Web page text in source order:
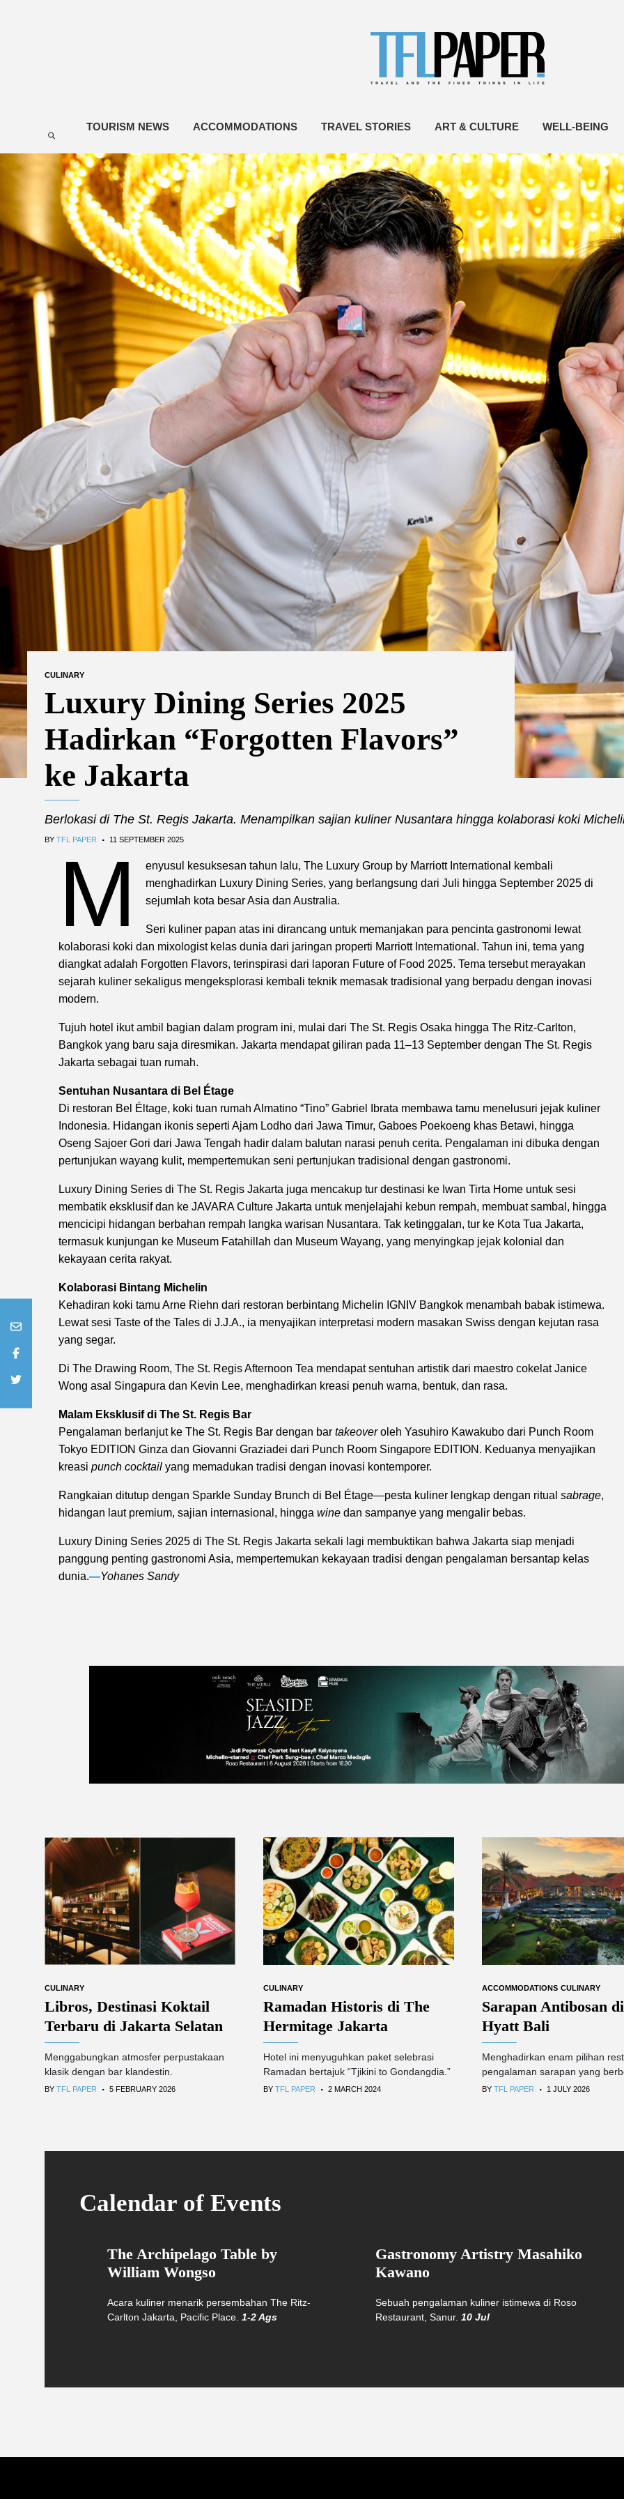
TOURISM NEWS ACCOMMODATIONS TRAVEL STORIES ART & CULTURE WELL-BEING
CULINARY
Luxury Dining Series 2025
Hadirkan “Forgotten Flavors”
ke Jakarta
Berlokasi di The St. Regis Jakarta. Menampilkan sajian kuliner Nusantara hingga kolaborasi koki
BY TFL PAPER . 11 SEPTEMBER 2025
M
enyusul kesuksesan tahun lalu, The Luxury Group by Marriott International kembali
menghadirkan Luxury Dining Series, yang berlangsung dari Juli hingga September 2025 di
sejumlah kota besar Asia dan Australia.
Seri kuliner papan atas ini dirancang untuk memanjakan para pencinta gastronomi lewat
kolaborasi koki dan mixologist kelas dunia dari jaringan properti Marriott International. Tahun ini, tema yang
diangkat adalah Forgotten Flavors, terinspirasi dari laporan Future of Food 2025. Tema tersebut merayakan
sejarah kuliner sekaligus mengeksplorasi kembali teknik memasak tradisional yang berpadu dengan inovasi
modern.
Tujuh hotel ikut ambil bagian dalam program ini, mulai dari The St. Regis Osaka hingga The Ritz-Carlton,
Bangkok yang baru saja diresmikan. Jakarta mendapat giliran pada 11–13 September dengan The St. Regis
Jakarta sebagai tuan rumah.
Sentuhan Nusantara di Bel Étage
Di restoran Bel Éltage, koki tuan rumah Almatino “Tino” Gabriel Ibrata membawa tamu menelusuri jejak kuliner
Indonesia. Hidangan ikonis seperti Ajam Lodho dari Jawa Timur, Gaboes Poekoeng khas Betawi, hingga
Oseng Sajoer Gori dari Jawa Tengah hadir dalam balutan narasi penuh cerita. Pengalaman ini dibuka dengan
pertunjukan wayang kulit, mempertemukan seni pertunjukan tradisional dengan gastronomi.
Luxury Dining Series di The St. Regis Jakarta juga mencakup tur destinasi ke Iwan Tirta Home untuk sesi
membatik eksklusif dan ke JAVARA Culture Jakarta untuk menjelajahi kebun rempah, membuat sambal, hingga
mencicipi hidangan berbahan rempah langka warisan Nusantara. Tak ketinggalan, tur ke Kota Tua Jakarta,
termasuk kunjungan ke Museum Fatahillah dan Museum Wayang, yang menyingkap jejak kolonial dan
kekayaan cerita rakyat.
Kolaborasi Bintang Michelin
Kehadiran koki tamu Arne Riehn dari restoran berbintang Michelin IGNIV Bangkok menambah babak istimewa.
Lewat sesi Taste of the Tales di J.J.A., ia menyajikan interpretasi modern masakan Swiss dengan kejutan rasa
yang segar.
Di The Drawing Room, The St. Regis Afternoon Tea mendapat sentuhan artistik dari maestro cokelat Janice
Wong asal Singapura dan Kevin Lee, menghadirkan kreasi penuh warna, bentuk, dan rasa.
Malam Eksklusif di The St. Regis Bar
Pengalaman berlanjut ke The St. Regis Bar dengan bar takeoveroleh Yasuhiro Kawakubo dari Punch Room
Tokyo EDITION Ginza dan Giovanni Graziadei dari Punch Room Singapore EDITION. Keduanya menyajikan
kreasi punch cocktail yang memadukan tradisi dengan inovasi kontemporer.
Rangkaian ditutup dengan Sparkle Sunday Brunch di Bel Étage—pesta kuliner lengkap dengan ritual sabrage,
hidangan laut premium, sajian internasional, hingga wine dan sampanye yang mengalir bebas.
Luxury Dining Series 2025 di The St. Regis Jakarta sekali lagi membuktikan bahwa Jakarta siap menjadi
panggung penting gastronomi Asia, mempertemukan kekayaan tradisi dengan pengalaman bersantap kelas
dunia.—Yohanes Sandy
CULINARY
Libros, Destinasi Koktail
Terbaru di Jakarta Selatan
Menggabungkan atmosfer perpustakaan
klasik dengan bar klandestin.
BY TFL PAPER . 5 FEBRUARY 2026
CULINARY
Ramadan Historis di The
Hermitage Jakarta
Hotel ini menyuguhkan paket selebrasi
Ramadan bertajuk “Tjikini to Gondangdia.”
BY TFL PAPER . 2 MARCH 2024
ACCOMMODATIONS CULINARY
Sarapan Antibosan
Hyatt Bali
Menghadirkan enam pilihan
pengalaman sarapan yang
BY TFL PAPER . 1 JULY 2026
Calendar of Events
The Archipelago Table by
William Wongso
Acara kuliner menarik persembahan The Ritz-
Carlton Jakarta, Pacific Place. 1-2 Ags
Gastronomy Artistry Masahiko
Kawano
Sebuah pengalaman kuliner istimewa di Roso
Restaurant, Sanur.10 Jul